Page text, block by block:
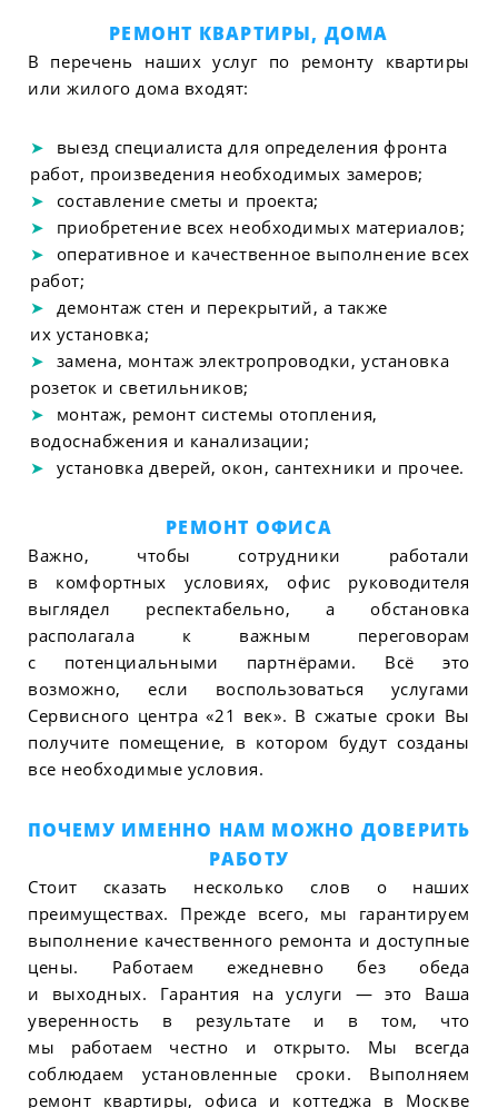
РЕМОНТ КВАРТИРЫ, ДОМА
В перечень наших услуг по ремонту квартиры
или жилого дома входят:
выезд специалиста для определения фронта
работ, произведения необходимых замеров;
составление сметы и проекта;
приобретение всех необходимых материалов;
оперативное и качественное выполнение всех
работ;
демонтаж стен и перекрытий, а также
их установка;
замена, монтаж электропроводки, установка
розеток и светильников;
монтаж, ремонт системы отопления,
водоснабжения и канализации;
установка дверей, окон, сантехники и прочее.
РЕМОНТ ОФИСА
Важно, чтобы сотрудники работали
в комфортных условиях, офис руководителя
выглядел респектабельно, а обстановка
располагала к важным переговорам
с потенциальными партнёрами. Всё это
возможно, если воспользоваться услугами
Сервисного центра «21 век». В сжатые сроки Вы
получите помещение, в котором будут созданы
все необходимые условия.
ПОЧЕМУ ИМЕННО НАМ МОЖНО ДОВЕРИТЬ
РАБОТУ
Стоит сказать несколько слов о наших
преимуществах. Прежде всего, мы гарантируем
выполнение качественного ремонта и доступные
цены. Работаем ежедневно без обеда
и выходных. Гарантия на услуги — это Ваша
уверенность в результате и в том, что
мы работаем честно и открыто. Мы всегда
соблюдаем установленные сроки. Выполняем
ремонт квартиры, офиса и коттеджа в Москве